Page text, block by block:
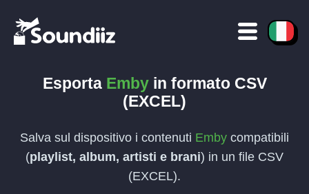
Esporta Embyin formato CSV
(EXCEL)
Salva sul dispositivo i contenuti Emby compatibili
(playlist, album, artisti e brani) in un file CSV
(EXCEL).